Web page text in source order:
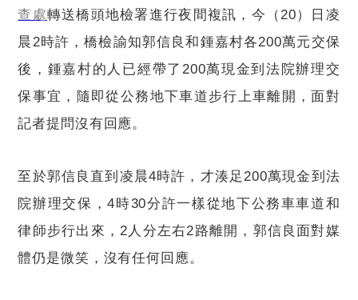
查處轉送橋頭地檢署進行夜間複訊，今（20）日凌
晨2時許，橋檢諭知郭信良和鍾嘉村各200萬元交保
後，鍾嘉村的人已經帶了 200萬現金到法院辦理交
保事宜，隨即從公務地下車道步行上車離開，面對
記者提問沒有回應。
至於郭信良直到凌晨4時許，才湊足200萬現金到法
院辦理交保，4時30分許一樣從地下公務車車道和
律師步行出來，2 人分左右2路離開，郭信良面對媒
體仍是微笑，沒有任何回應。